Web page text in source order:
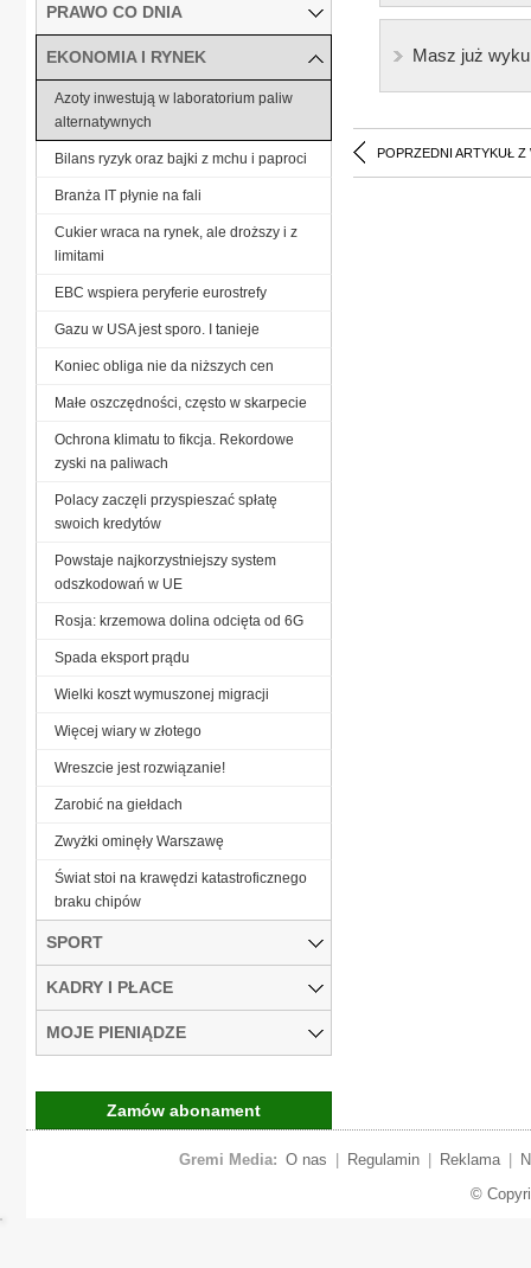
Masz już
POPRZEDNI ARTYKUŁ Z
PRAWO CO DNIA
EKONOMIA I RYNEK
Azoty inwestują w laboratorium paliw
alternatywnych
Bilans ryzyk oraz bajki z mchu i paproci
Branża IT płynie na fali
Cukier wraca na rynek, ale droższy i z
limitami
EBC wspiera peryferie eurostrefy
Gazu w USA jest sporo. I tanieje
Koniec obliga nie da niższych cen
Małe oszczędności, często w skarpecie
Ochrona klimatu to fikcja. Rekordowe
zyski na paliwach
Polacy zaczęli przyspieszać spłatę
swoich kredytów
Powstaje najkorzystniejszy system
odszkodowań w UE
Rosja: krzemowa dolina odcięta od 6G
Spada eksport prądu
Wielki koszt wymuszonej migracji
Więcej wiary w złotego
Wreszcie jest rozwiązanie!
Zarobić na giełdach
Zwyżki ominęły Warszawę
Świat stoi na krawędzi katastroficznego
braku chipów
SPORT
KADRY I PŁACE
MOJE PIENIĄDZE
Zamów abonament
Gremi Media: O nas Regulamin Reklama
©